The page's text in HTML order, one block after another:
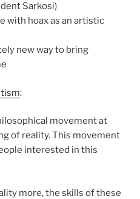
Sarkosi)
with hoax as an artistic
new way to bring
:
movement at
of reality. This movement
interested in this
more, the skills of these